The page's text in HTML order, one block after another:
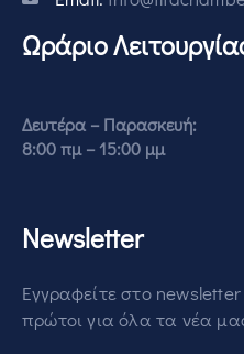
Ωράριο
Δευτέρα – Παρασκευή:
8:00 πμ – 15:00 μμ
Newsletter
Εγγραφείτε στο
πρώτοι για όλα τα νέα